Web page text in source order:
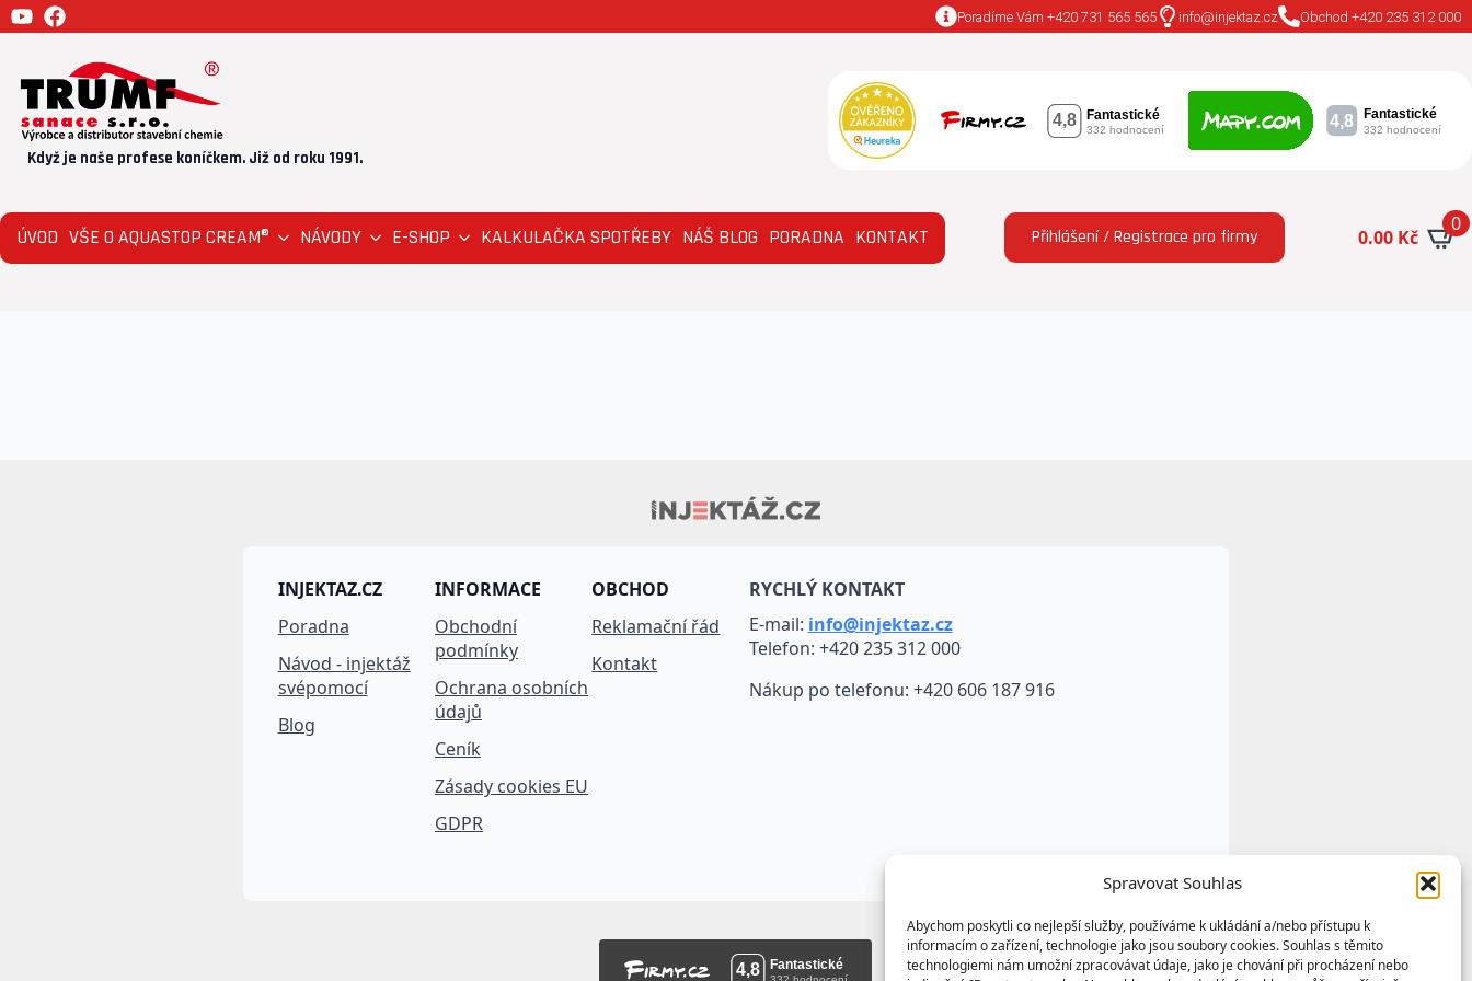
Spravovat Souhlas
Abychom poskytli co nejlepší služby, používáme k ukládání a/nebo přístupu k
informacím o zařízení, technologie jako jsou soubory cookies. Souhlas s těmito
technologiemi nám umožní zpracovávat údaje, jako je chování při procházení nebo
Poradíme Vám +420 731 565 565 info@injektaz.cz Obchod +420 235 312 000
Když je naše profese koníčkem. Již od roku 1991.
ÚVOD VŠE O AQUASTOP CREAM® NÁVODY E-SHOP KALKULAČKA SPOTŘEBY NÁŠ BLOG PORADNA KONTAKT Přihlášení / Registrace pro firmy 0.00 Kč
0
INJEKTAZ.CZ
Poradna
Návod - injektáž
svépomocí
Blog
INFORMACE
Obchodní
podmínky
Ochrana osobních
údajů
Ceník
Zásady cookies EU
GDPR
OBCHOD
Reklamační řád
Kontakt
RYCHLÝ KONTAKT
E-mail: info@injektaz.cz
Telefon: +420 235 312 000
Nákup po telefonu: +420 606 187 916